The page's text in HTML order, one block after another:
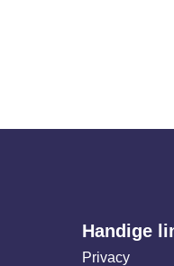
Handige
Privacy